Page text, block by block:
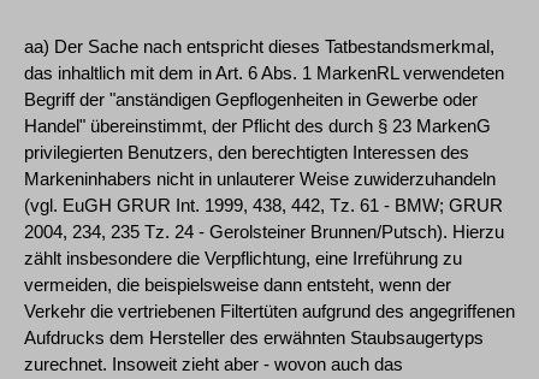
aa) Der Sache nach entspricht dieses Tatbestandsmerkmal,
das inhaltlich mit dem in Art. 6 Abs. 1 MarkenRL verwendeten
Begriff der "anständigen Gepflogenheiten in Gewerbe oder
Handel" übereinstimmt, der Pflicht des durch § 23 MarkenG
privilegierten Benutzers, den berechtigten Interessen des
Markeninhabers nicht in unlauterer Weise zuwiderzuhandeln
(vgl. EuGH GRUR Int. 1999, 438, 442, Tz. 61 - BMW; GRUR
2004, 234, 235 Tz. 24 - Gerolsteiner Brunnen/Putsch). Hierzu
zählt insbesondere die Verpflichtung, eine Irreführung zu
vermeiden, die beispielsweise dann entsteht, wenn der
Verkehr die vertriebenen Filtertüten aufgrund des angegriffenen
Aufdrucks dem Hersteller des erwähnten Staubsaugertyps
zurechnet. Insoweit zieht aber - wovon auch das